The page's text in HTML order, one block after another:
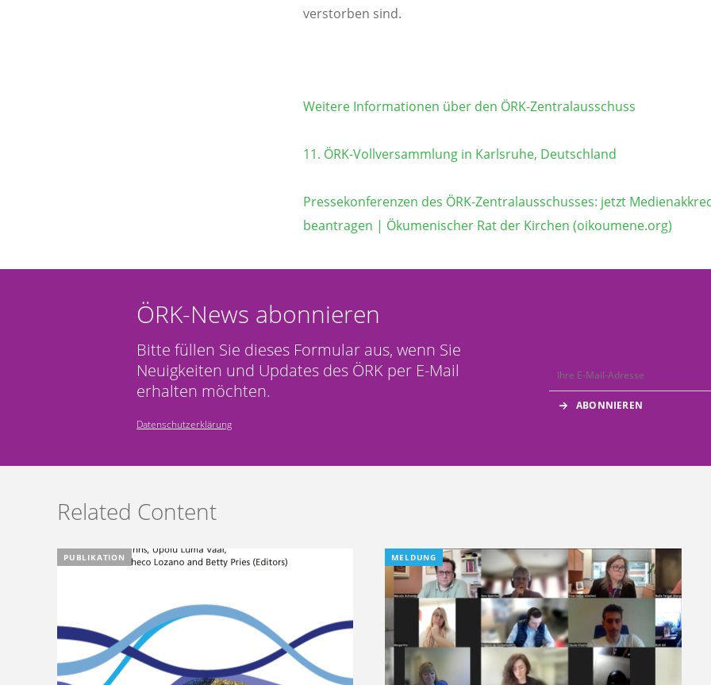
verstorben sind.
Weitere Informationen über den ÖRK-Zentralausschuss
11. ÖRK-Vollversammlung in Karlsruhe, Deutschland
Pressekonferenzen des ÖRK-Zentralausschusses: jetzt
beantragen | Ökumenischer Rat der Kirchen (oikoumene.org)
ÖRK-News abonnieren
Bitte füllen Sie dieses Formular aus, wenn Sie
Neuigkeiten und Updates des ÖRK per E-Mail
erhalten möchten.
Datenschutzerklärung
Related Content
PUBLIKATION MELDUNG